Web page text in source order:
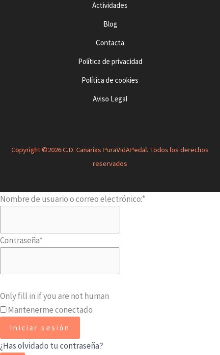
Actividades
Blog
Contacta
Política de privacidad
Política de cookies
Aviso Legal
Copyright ©2026 C.D. Canarias PuraVidAPedal. Todos los derechos
reservados
Nombre de usuario o correo electrónico:*
Contraseña*
Only fill in if you are not human
Mantenerme conectado
¿Has olvidado tu contraseña?